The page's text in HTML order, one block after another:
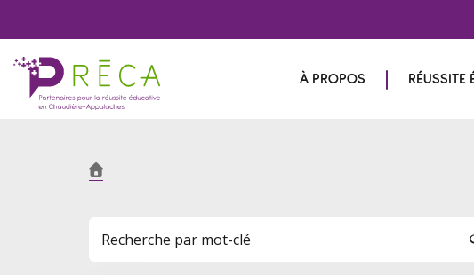
À PROPOS RÉUSSITE